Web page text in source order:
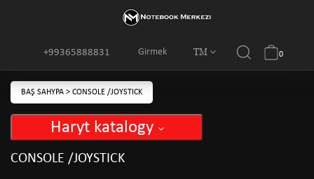
Girmek TM
+99365888831 0
BAŞ SAHYPA > CONSOLE /JOYSTICK
Haryt katalogy
CONSOLE /JOYSTICK